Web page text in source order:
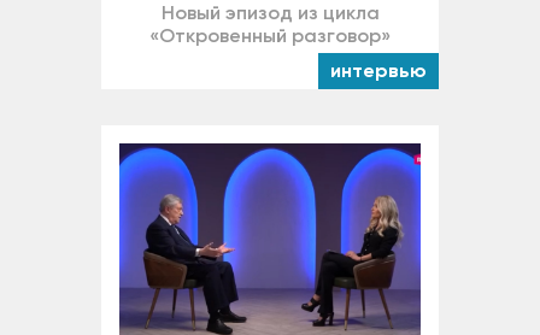
Новый эпизод из цикла
«Откровенный разговор»
интервью